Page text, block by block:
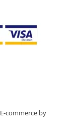
commerce by